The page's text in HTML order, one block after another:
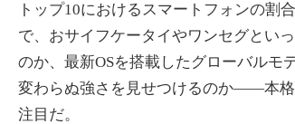
トップ10におけるスマートフォンの割
で、おサイフケータイやワンセグとい
のか、最新OSを搭載したグローバルモ
変わらぬ強さを見せつけるのか――本
注目だ。